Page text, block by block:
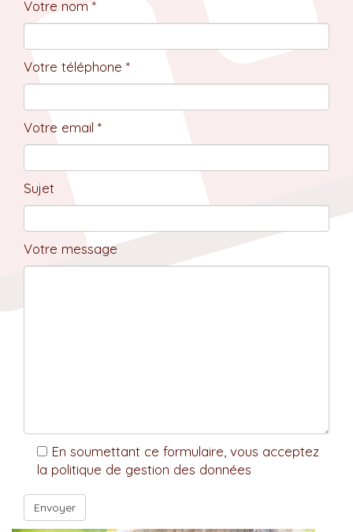
Votre nom *
Votre téléphone *
Votre email *
Sujet
Votre message
En soumettant ce formulaire, vous acceptez
la politique de gestion des données